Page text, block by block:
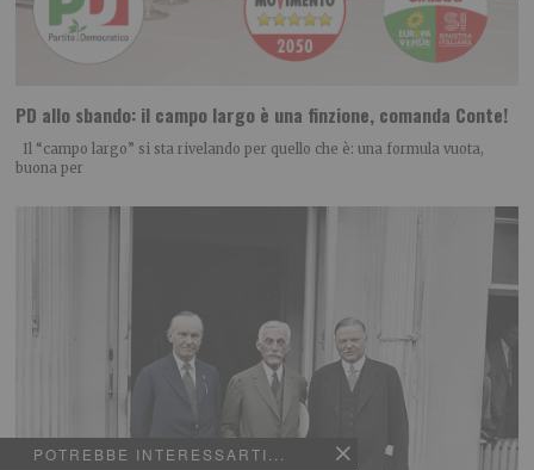
POTREBBE INTERESSARTI...
PD allo sbando: il campo largo è una finzione, comanda Conte!
Il “campo largo” si sta rivelando per quello che è: una formula vuota,
buona per